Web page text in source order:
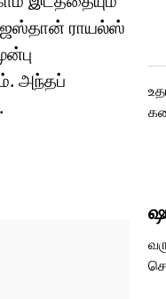
ராயல்ஸ்
அந்தப்